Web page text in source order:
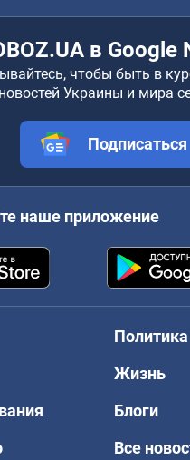
в Google
чтобы быть в
новостей Украины и мира
Подписаться
наше приложение
Политика
Жизнь
Блоги
Все